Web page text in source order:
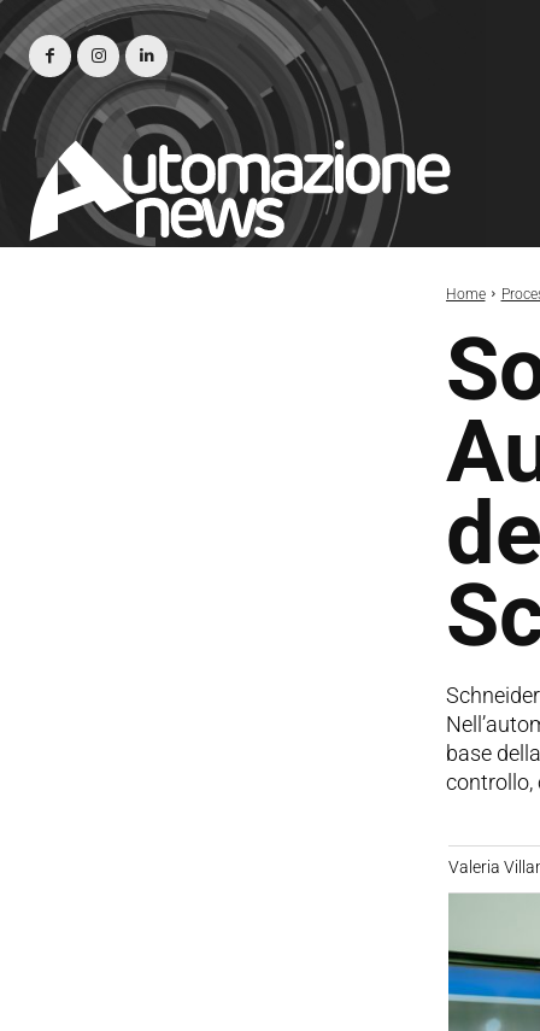
Home
base
controllo,
Valeria